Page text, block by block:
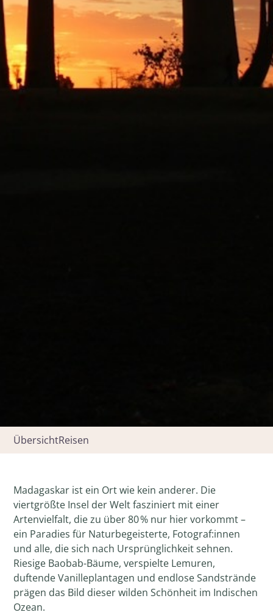
ÜbersichtReisen
Madagaskar ist ein Ort wie kein anderer. Die
viertgrößte Insel der Welt fasziniert mit einer
Artenvielfalt, die zu über 80 % nur hier vorkommt –
ein Paradies für Naturbegeisterte, Fotograf:innen
und alle, die sich nach Ursprünglichkeit sehnen.
Riesige Baobab-Bäume, verspielte Lemuren,
duftende Vanilleplantagen und endlose Sandstrände
prägen das Bild dieser wilden Schönheit im Indischen
Ozean.